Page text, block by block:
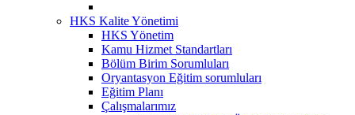
HKS Kalite Yönetimi
HKS Yönetim
Kamu Hizmet Standartları
Bölüm Birim Sorumluları
Oryantasyon Eğitim sorumluları
Eğitim Planı
Çalışmalarımız